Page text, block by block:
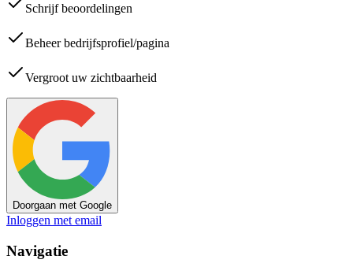
Schrijf beoordelingen
Beheer bedrijfsprofiel/pagina
Vergroot uw zichtbaarheid
Doorgaan met Google
Inloggen met email
Navigatie